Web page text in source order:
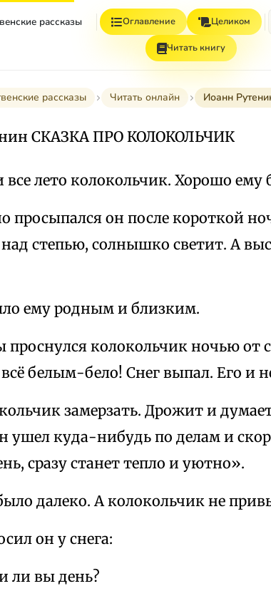
рассказы Оглавление Целиком
Читать книгу
рассказы Читать онлайн Иоанн
СКАЗКА ПРО КОЛОКОЛЬЧИК
лето колокольчик. Хорошо ему
просыпался он после короткой
степью, солнышко светит. А
ему родным и близким.
колокольчик ночью от
белым-бело! Снег выпал. Его и
замерзать. Дрожит и
ушел куда-нибудь по делам и
сразу станет тепло и уютно».
далеко. А колокольчик не
он у снега:
ли вы день?